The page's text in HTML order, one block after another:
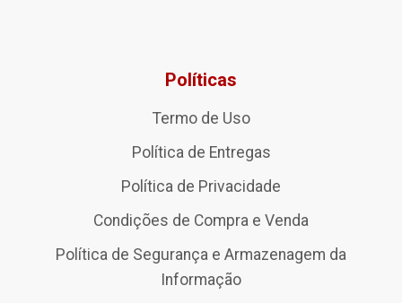
Políticas
Termo de Uso
Política de Entregas
Política de Privacidade
Condições de Compra e Venda
Política de Segurança e Armazenagem da
Informação